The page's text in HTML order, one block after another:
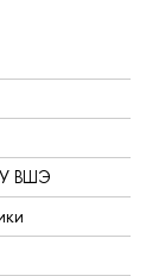
ВШЭ